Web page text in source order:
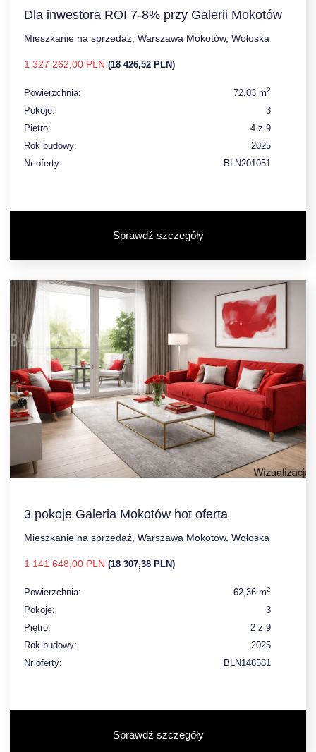
Dla inwestora ROI 7-8% przy Galerii Mokotów
Mieszkanie na sprzedaż, Warszawa Mokotów, Wołoska
1 327 262,00 PLN (18 426,52 PLN)
Powierzchnia: 72,03 m2
Pokoje:
3
Piętro:
4 z 9
Rok budowy:
2025
Nr oferty:
BLN201051
Sprawdź szczegóły
3 pokoje Galeria Mokotów hot oferta
Mieszkanie na sprzedaż, Warszawa Mokotów, Wołoska
1 141 648,00 PLN (18 307,38 PLN)
Powierzchnia: 62,36 m2
Pokoje:
3
Piętro:
2 z 9
Rok budowy:
2025
Nr oferty:
BLN148581
Sprawdź szczegóły